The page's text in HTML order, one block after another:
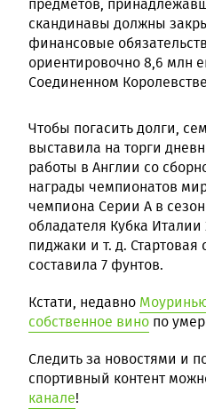
скандинавы должны
финансовые
ориентировочно 8,6 млн
Соединенном
Чтобы погасить долги,
выставила на торги
работы в Англии со
награды чемпионатов
чемпиона Серии A в
обладателя Кубка
пиджаки и т. д. Стартовая
составила 7 фунтов.
Кстати, недавно
собственное вино по
Следить за новостями и
спортивный контент
канале!